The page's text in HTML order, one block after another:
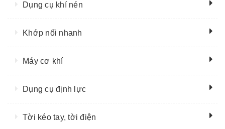
Dụng cụ khí nén
Khớp nối nhanh
Máy cơ khí
Dụng cụ định lực
Tời kéo tay, tời điện